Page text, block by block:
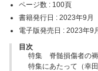
ページ数 : 100頁
書籍発行日 : 2023年9月
電子版発売日 : 2023年9
目次
特集 脊髄損傷者の
特集にあたって（幸